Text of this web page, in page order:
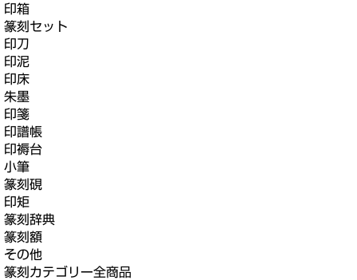
印箱
篆刻セット
印刀
印泥
印床
朱墨
印箋
印譜帳
印褥台
小筆
篆刻硯
印矩
篆刻辞典
篆刻額
その他
篆刻カテゴリー全商品